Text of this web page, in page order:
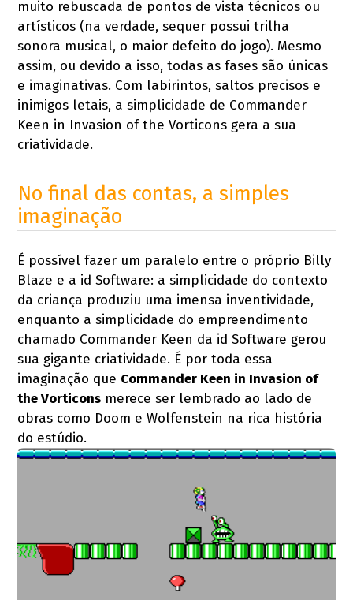
muito rebuscada de pontos de vista técnicos ou
artísticos (na verdade, sequer possui trilha
sonora musical, o maior defeito do jogo). Mesmo
assim, ou devido a isso, todas as fases são únicas
e imaginativas. Com labirintos, saltos precisos e
inimigos letais, a simplicidade de Commander
Keen in Invasion of the Vorticons gera a sua
criatividade.
No final das contas, a simples
imaginação
É possível fazer um paralelo entre o próprio Billy
Blaze e a id Software: a simplicidade do contexto
da criança produziu uma imensa inventividade,
enquanto a simplicidade do empreendimento
chamado Commander Keen da id Software gerou
sua gigante criatividade. É por toda essa
imaginação que Commander Keen in Invasion of
the Vorticons merece ser lembrado ao lado de
obras como Doom e Wolfenstein na rica história
do estúdio.